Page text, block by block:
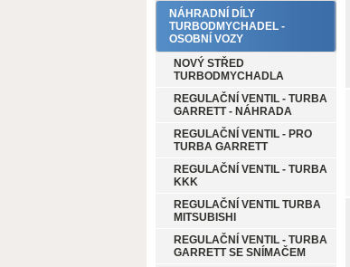
NÁHRADNÍ DÍLY
TURBODMYCHADEL -
OSOBNÍ VOZY
NOVÝ STŘED
TURBODMYCHADLA
REGULAČNÍ VENTIL - TURBA
GARRETT - NÁHRADA
REGULAČNÍ VENTIL - PRO
TURBA GARRETT
REGULAČNÍ VENTIL - TURBA
KKK
REGULAČNÍ VENTIL TURBA
MITSUBISHI
REGULAČNÍ VENTIL - TURBA
GARRETT SE SNÍMAČEM